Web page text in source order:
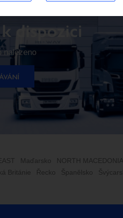
dispozici
nalezeno
Maďarsko NORTH MACEDONIA
Británie Řecko Španělsko